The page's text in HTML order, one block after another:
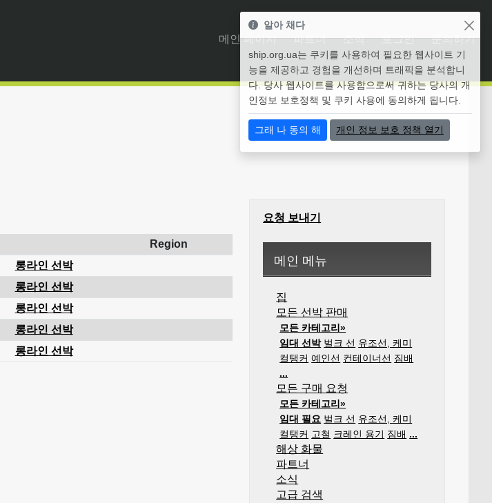
메인 페이지 파트너 소식 로그인 문의하기
Region
롱라인 선박
롱라인 선박
롱라인 선박
롱라인 선박
롱라인 선박
요청 보내기
메인 메뉴
집
모든 선박 판매
모든 카테고리»
임대 선박 벌크 선 유조선, 케미
컬탱커 예인선 컨테이너선 짐배
...
모든 구매 요청
모든 카테고리»
임대 필요 벌크 선 유조선, 케미
컬탱커 고철 크레인 용기 짐배 ...
해상 화물
파트너
소식
고급 검색
알아 채다
ship.org.ua는 쿠키를 사용하여 필요한 웹사이트 기
능을 제공하고 경험을 개선하며 트래픽을 분석합니
다. 당사 웹사이트를 사용함으로써 귀하는 당사의 개
인정보 보호정책 및 쿠키 사용에 동의하게 됩니다.
그래 나 동의 해 개인 정보 보호 정책 열기